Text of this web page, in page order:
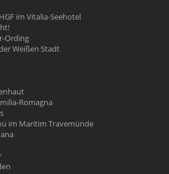
im Vitalia-Seehotel
Ording
Weißen Stadt
Romagna
im Maritim Travemünde